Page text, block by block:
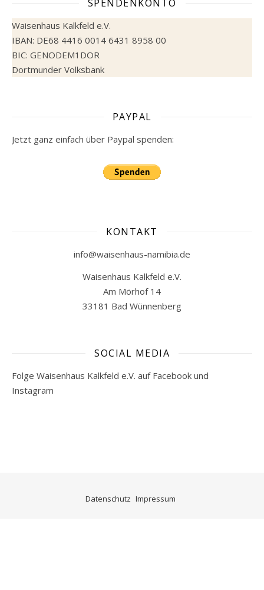
SPENDENKONTO
Waisenhaus Kalkfeld e.V.
IBAN: DE68 4416 0014 6431 8958 00
BIC: GENODEM1DOR
Dortmunder Volksbank
PAYPAL
Jetzt ganz einfach über Paypal spenden:
KONTAKT
info@waisenhaus-namibia.de
Waisenhaus Kalkfeld e.V.
Am Mörhof 14
33181 Bad Wünnenberg
SOCIAL MEDIA
Folge Waisenhaus Kalkfeld e.V. auf Facebook und
Instagram
Datenschutz Impressum